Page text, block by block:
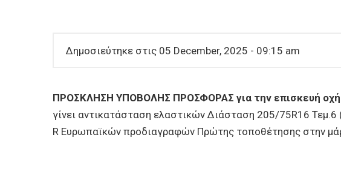
Δημοσιεύτηκε στις 05 December, 2025 - 09:15 am
ΠΡΟΣΚΛΗΣΗ ΥΠΟΒΟΛΗΣ ΠΡΟΣΦΟΡΑΣ για την επισκευή
γίνει αντικατάσταση ελαστικών Διάσταση 205/75R16
R Ευρωπαϊκών προδιαγραφών Πρώτης τοποθέτησης στην